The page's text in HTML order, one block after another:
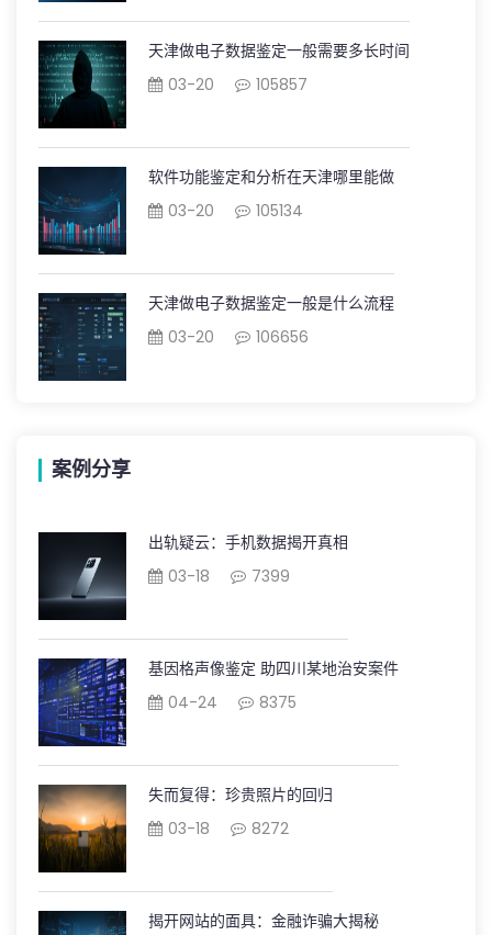
天津做电子数据鉴定一般需要多长时间
03-20
105857
软件功能鉴定和分析在天津哪里能做
03-20
105134
天津做电子数据鉴定一般是什么流程
03-20
106656
案例分享
出轨疑云：手机数据揭开真相
03-18
7399
基因格声像鉴定 助四川某地治安案件
04-24
8375
失而复得：珍贵照片的回归
03-18
8272
揭开网站的面具：金融诈骗大揭秘